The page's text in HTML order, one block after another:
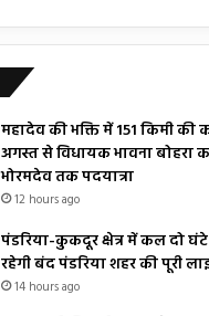
महादेव की भक्ति में 151 किमी की
अगस्त से विधायक भावना
भोरमदेव तक पदयात्रा
12 hours ago
पंडरिया-कुकदूर क्षेत्र में कल दो
रहेगी बंद पंडरिया शहर की पूरी
14 hours ago